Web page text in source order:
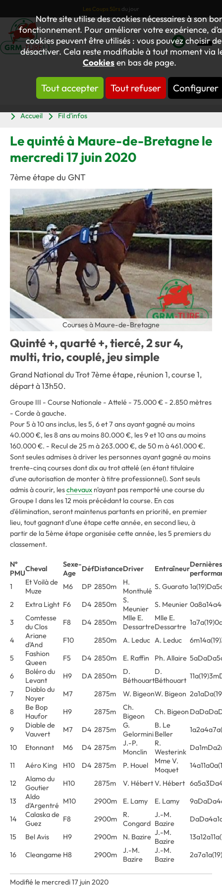
Notre site utilise des cookies nécessaires à son
fonctionnement. Pour améliorer votre expérience,
cookies peuvent être utilisés : vous pouvez choisir
désactiver. Cela reste modifiable à tout moment via
Cookiesen bas de page.
Tout accepter Tout refuser Configurer
Les Coups Sûrs du jour
Mon
compte
Accueil
Fil d'infos
Le quinté à Maure-de-Bretagne le
mercredi 17 juin 2020
7ème étape du GNT
Courses à Maure-de-Bretagne
Quinté +, quarté +, tiercé, 2 sur 4,
multi, trio, couplé, jeu simple
Grand National du Trot 7ème étape, réunion 1, course 1,
départ à 13h50.
Groupe III - Course Nationale - Attelé - 75.000 € - 2.850 mètres
- Corde à gauche.
Pour 5 à 10 ans inclus, les 5, 6 et 7 ans ayant gagné au moins
40.000 €, les 8 ans au moins 80.000 €, les 9 et 10 ans au moins
160.000 €. - Recul de 25 m à 263.000 €, de 50 m à 461.000 €.
Sont seules admises à driver les personnes ayant gagné au moins
trente-cinq courses dont dix au trot attelé (en étant titulaire
d'une autorisation de monter à titre professionnel). Sont seuls
admis à courir, leschevaux n'ayant pas remporté une course du
Groupe I dans les 12 mois précédant la course. En cas
d'élimination, seront maintenus partants en priorité, en premier
lieu, tout gagnant d'une étape cette année, en second lieu, à
partir de la 5ème étape organisée cette année, les 5 premiers du
classement.
N°
PMUCheval
Sexe-
Age
DéfDistanceDriver EntraîneurDernières
1
Et Voilà de
Muze
M6 DP 2850m
H.
Monthulé S. Guarato
2
Extra Light F6 D4 2850m
S.
Meunier
S. Meunier
3
Comtesse
du Clos
F8 D4 2850m
Mlle E.
Dessartre
Mlle E.
Dessartre
4
Ariane
d'And
F10 2850m A. Leduc A. Leduc
5
Fashion
Queen
F5 D4 2850m E. Raffin Ph. Allaire
6
Boléro du
Levant
H9 DA 2850m
D.
Béthouart
D.
Béthouart
7
Diablo du
Noyer
M7 2875m W. BigeonW. Bigeon
8
Be Bop
Haufor
H9 2875m
Ch.
Bigeon
Ch. Bigeon
9
Diable de
Vauvert
M7 D4 2875m
G.
Gelormini
B. Le
Beller
10
Etonnant M6 D4 2875m
J.-P.
Monclin
R.
Westerink
11
Aéro King H10 D4 2875m P. Houel
Mme V.
Moquet
12
Alamo du
Goutier
H10 2875m V. HébertV. Hébert
13
Aldo
d'Argentré M10 2900m E. Lamy E. Lamy
14
Calaska de
Guez
F8 2900m
R.
Congard
J.-M.
Bazire
15
Bel Avis H9 2900m N. Bazire J.-M.
Bazire
16
Cleangame H8 2900m
J.-M.
Bazire
J.-M.
Bazire
Modifié le mercredi 17 juin 2020